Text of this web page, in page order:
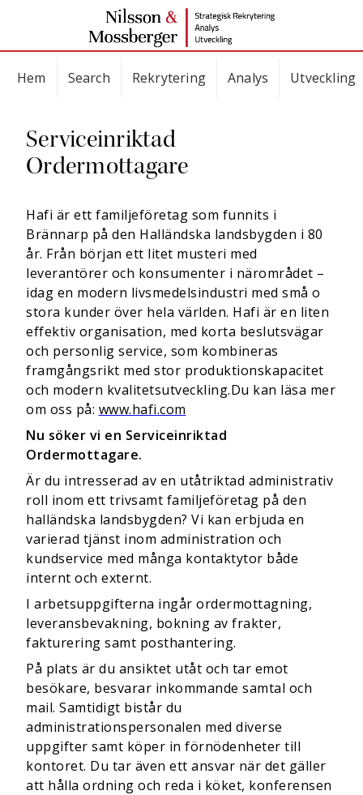
Hem Search Rekrytering Analys Utveckling
Serviceinriktad
Ordermottagare
Hafi är ett familjeföretag som funnits i
Brännarp på den Halländska landsbygden i 80
år. Från början ett litet musteri med
leverantörer och konsumenter i närområdet –
idag en modern livsmedelsindustri med små o
stora kunder över hela världen. Hafi är en liten
effektiv organisation, med korta beslutsvägar
och personlig service, som kombineras
framgångsrikt med stor produktionskapacitet
och modern kvalitetsutveckling.Du kan läsa mer
om oss på: www.hafi.com
Nu söker vi en Serviceinriktad
Ordermottagare.
Är du intresserad av en utåtriktad administrativ
roll inom ett trivsamt familjeföretag på den
halländska landsbygden? Vi kan erbjuda en
varierad tjänst inom administration och
kundservice med många kontaktytor både
internt och externt.
I arbetsuppgifterna ingår ordermottagning,
leveransbevakning, bokning av frakter,
fakturering samt posthantering.
På plats är du ansiktet utåt och tar emot
besökare, besvarar inkommande samtal och
mail. Samtidigt bistår du
administrationspersonalen med diverse
uppgifter samt köper in förnödenheter till
kontoret. Du tar även ett ansvar när det gäller
att hålla ordning och reda i köket, konferensen